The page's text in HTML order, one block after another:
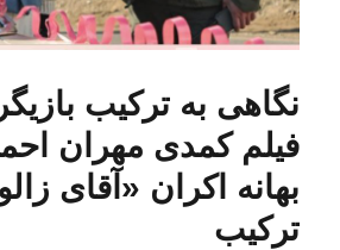
نگاهی به ترکیب
فیلم کمدی مهران
بهانه اکران «آقای
ترکیب